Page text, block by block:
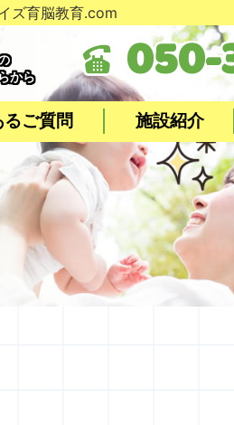
ズ育脳教育.com
から 050-
るご質問 施設紹介